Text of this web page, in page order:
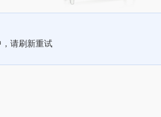
请刷新重试